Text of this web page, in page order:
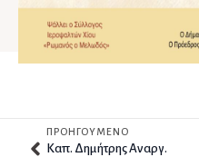
ΠΡΟΗΓΟΥΜΕΝΟ
Kαπ. Δημήτρης Αναργ.